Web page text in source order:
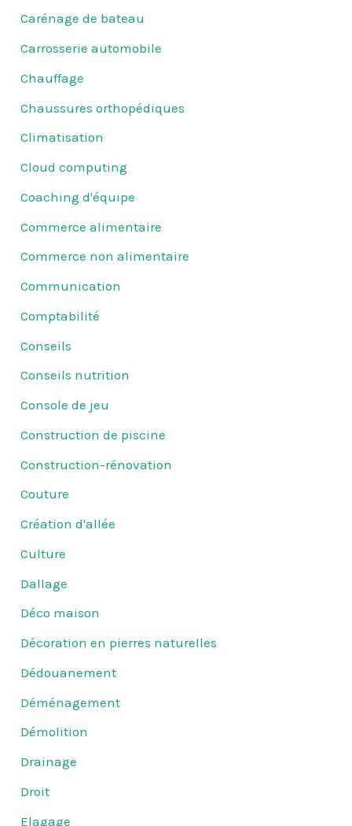
Carénage de bateau
Carrosserie automobile
Chauffage
Chaussures orthopédiques
Climatisation
Cloud computing
Coaching d'équipe
Commerce alimentaire
Commerce non alimentaire
Communication
Comptabilité
Conseils
Conseils nutrition
Console de jeu
Construction de piscine
Construction-rénovation
Couture
Création d'allée
Culture
Dallage
Déco maison
Décoration en pierres naturelles
Dédouanement
Déménagement
Démolition
Drainage
Droit
Elagage